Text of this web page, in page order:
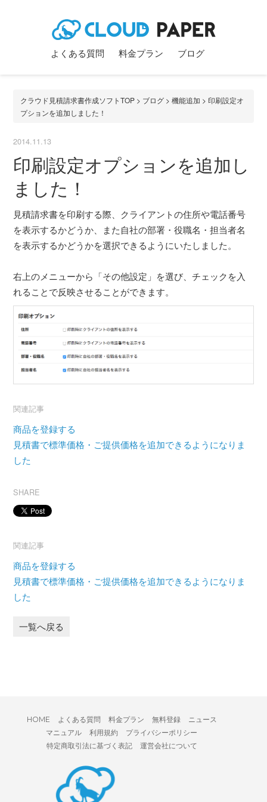
よくある質問 料金プラン ブログ
クラウド見積請求書作成ソフトTOP > ブログ >機能追加 > 印刷設定オ
プションを追加しました！
2014.11.13
印刷設定オプションを追加し
ました！
見積請求書を印刷する際、クライアントの住所や電話番号
を表示するかどうか、また自社の部署・役職名・担当者名
を表示するかどうかを選択できるようにいたしました。
右上のメニューから「その他設定」を選び、チェックを入
れることで反映させることができます。
関連記事
商品を登録する
見積書で標準価格・ご提供価格を追加できるようになりま
した
SHARE
関連記事
商品を登録する
見積書で標準価格・ご提供価格を追加できるようになりま
した
一覧へ戻る
HOME よくある質問 料金プラン 無料登録
ニュース
マニュアル
利用規約
プライバシーポリシー
特定商取引法に基づく表記
運営会社について